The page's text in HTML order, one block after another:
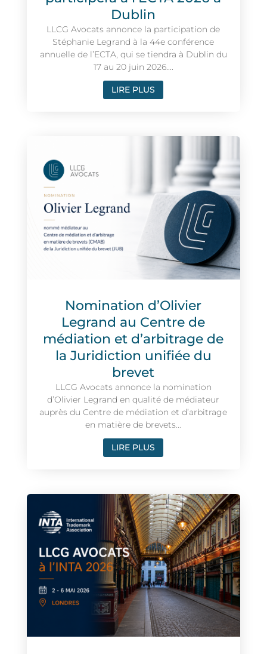
Dublin
LLCG Avocats annonce la participation de
Stéphanie Legrand à la 44e conférence
annuelle de l’ECTA, qui se tiendra à Dublin du
17 au 20 juin 2026....
LIRE PLUS
Nomination d’Olivier
Legrand au Centre de
médiation et d’arbitrage de
la Juridiction unifiée du
brevet
LLCG Avocats annonce la nomination
d’Olivier Legrand en qualité de médiateur
auprès du Centre de médiation et d’arbitrage
en matière de brevets...
LIRE PLUS